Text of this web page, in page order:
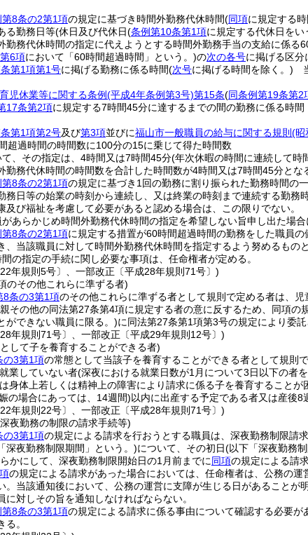
第8条の2第1項の規定に基づき時間外勤務代休時間(同項に規定する
る勤務日等(休日及び代休日(条例第10条第1項に規定する代休日をい
勤務代休時間の指定に代えようとする時間外勤務手当の支給に係る
第6項において「60時間超過時間」という。)の次の各号に掲げる区分
第1項第1号に掲げる勤務に係る時間(次号に掲げる時間を除く。)
児休業等に関する条例(平成4年条例第3号)第15条(同条例第19条第2
17条第2項に規定する7時間45分に達するまでの間の勤務に係る時
第1項第2号及び第3項並びに福山市一般職員の給与に関する規則 (昭
超過時間の時間数に100分の15に乗じて得た時間数
、その指定は、4時間又は7時間45分(年次休暇の時間に連続して時
勤務代休時間の時間数を合計した時間数が4時間又は7時間45分とな
第8条の2第1項の規定に基づき1回の勤務に割り振られた勤務時間の
務日等の始業の時刻から連続し、又は終業の時刻まで連続する勤務
及び福祉を考慮して必要があると認める場合は、この限りでない。
あらかじめ時間外勤務代休時間の指定を希望しない旨申し出た場
第8条の2第1項に規定する措置が60時間超過時間の勤務をした職員
、当該職員に対して時間外勤務代休時間を指定するよう努めるものと
の指定の手続に関し必要な事項は、任命権者が定める。
年規則5号〕、一部改正〔平成28年規則71号〕)
のその他これらに準ずる者)
8条の3第1項のその他これらに準ずる者として規則で定める者は、児
その他の同法第27条第4項に規定する者の意に反するため、同項
ができない職員に限る。)に同法第27条第1項第3号の規定により委託
年規則71号〕、一部改正〔平成29年規則12号〕)
して子を養育することができる者)
の3第1項の常態として当該子を養育することができる者として規則で
業していない者(深夜における就業日数が1月について3日以下の者
身体上若しくは精神上の障害により請求に係る子を養育することが
の場合にあっては、14週間)以内に出産する予定である者又は産後8
年規則22号〕、一部改正〔平成28年規則71号〕)
夜勤務の制限の請求手続等)
の3第1項の規定による請求を行おうとする職員は、深夜勤務制限請
深夜勤務制限期間」という。)について、その初日(以下「深夜勤務
かにして、深夜勤務制限開始日の1月前までに同項の規定による請
の規定による請求があった場合においては、任命権者は、公務の
当該通知後において、公務の運営に支障が生じる日があることが
に対しその旨を通知しなければならない。
第8条の3第1項の規定による請求に係る事由について確認する必要
。